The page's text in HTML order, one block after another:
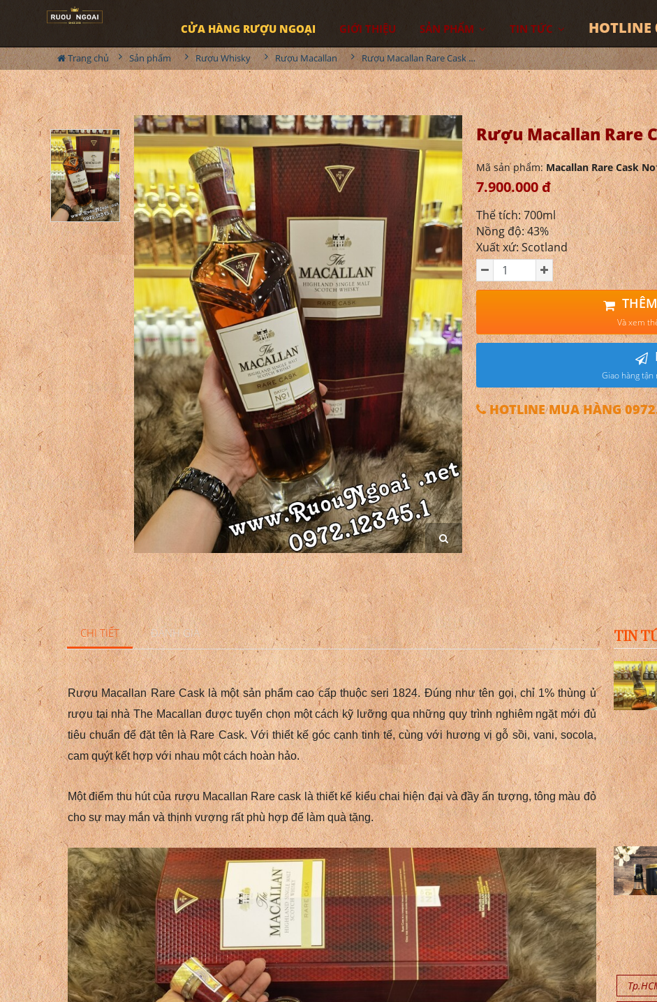
CỬA HÀNG RƯỢU NGOẠI GIỚI THIỆU SẢN PHẨM TIN TỨC
Trang chủ Sản phẩm Rượu Whisky Rượu Macallan Rượu Macallan Rare Cask No1
Rượu Macallan Rare
Mã sản phẩm:Macallan Rare Cask
7.900.000 đ
Thể tích: 700ml
Nồng độ: 43%
Xuất xứ: Scotland
Và xem
Giao hàng tận
HOTLINE MUA HÀNG
CHI TIẾT ĐÁNH GIÁ
Rượu Macallan Rare Cask là một sản phẩm cao cấp thuộc seri 1824. Đúng như tên gọi, chỉ 1% thùng ủ
rượu tại nhà The Macallan được tuyển chọn một cách kỹ lưỡng qua những quy trình nghiêm ngặt mới đủ
tiêu chuẩn để đặt tên là Rare Cask. Với thiết kế góc cạnh tinh tế, cùng với hương vị gỗ sồi, vani, socola,
cam quýt kết hợp với nhau một cách hoàn hảo.
Một điểm thu hút của rượu Macallan Rare cask là thiết kế kiểu chai hiện đại và đầy ấn tượng, tông màu đỏ
cho sự may mắn và thịnh vượng rất phù hợp để làm quà tặng.
TIN